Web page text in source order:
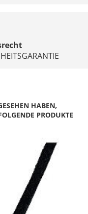
HABEN,
PRODUKTE